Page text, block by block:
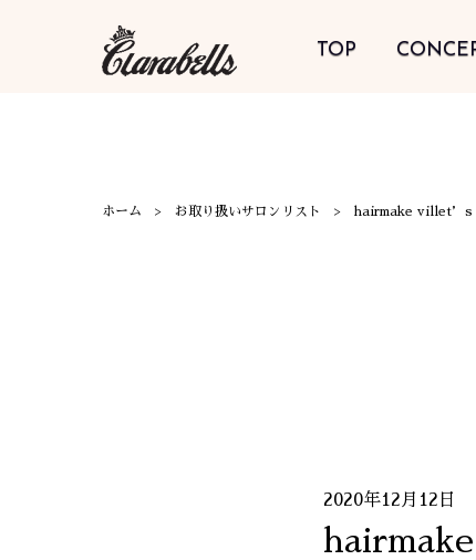
TOP
ホーム お取り扱いサロンリスト hairmake villet’s
2020年12月12日